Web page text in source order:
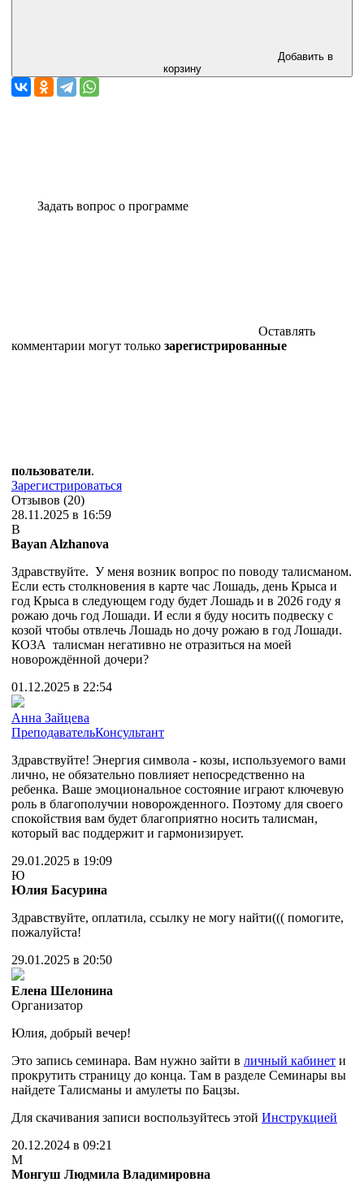
Добавить в
корзину
Задать вопрос о программе
Оставлять
комментарии могут только зарегистрированные
пользователи.
Зарегистрироваться
Отзывов (20)
28.11.2025 в 16:59
B
Bayan Alzhanova
Здравствуйте. У меня возник вопрос по поводу талисманом.
Если есть столкновения в карте час Лошадь, день Крыса и
год Крыса в следующем году будет Лошадь и в 2026 году я
рожаю дочь год Лошади. И если я буду носить подвеску с
козой чтобы отвлечь Лошадь но дочу рожаю в год Лошади.
КОЗА талисман негативно не отразиться на моей
новорождённой дочери?
01.12.2025 в 22:54
Анна Зайцева
ПреподавательКонсультант
Здравствуйте! Энергия символа - козы, используемого вами
лично, не обязательно повлияет непосредственно на
ребенка. Ваше эмоциональное состояние играют ключевую
роль в благополучии новорожденного. Поэтому для своего
спокойствия вам будет благоприятно носить талисман,
который вас поддержит и гармонизирует.
29.01.2025 в 19:09
Ю
Юлия Басурина
Здравствуйте, оплатила, ссылку не могу найти((( помогите,
пожалуйста!
29.01.2025 в 20:50
Елена Шелонина
Организатор
Юлия, добрый вечер!
Это запись семинара. Вам нужно зайти в личный кабинет и
прокрутить страницу до конца. Там в разделе Семинары вы
найдете Талисманы и амулеты по Бацзы.
Для скачивания записи воспользуйтесь этой Инструкцией
20.12.2024 в 09:21
М
Монгуш Людмила Владимировна